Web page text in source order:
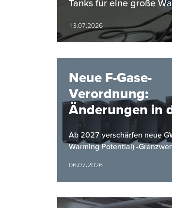
Tanks für eine große
13.07.2026
Neue F-Gase-
Verordnung:
Änderungen in
ab 2027
Ab 2027 verschärfen neue
Warming Potential) -
HYFRA bietet mit einer neuen
eine…
06.07.2026